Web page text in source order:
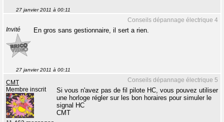
27 janvier 2011 à 00:11
Conseils dépannage électrique 4
Invité En gros sans gestionnaire, il sert a rien.
27 janvier 2011 à 00:11
Conseils dépannage électrique 5
CMT
Membre inscrit
Si vous n'avez pas de fil pilote HC, vous pouvez utiliser
une horloge régler sur les bon horaires pour simuler le
signal HC
CMT